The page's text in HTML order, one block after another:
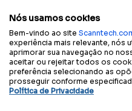
experiência acessível:
Início Blog
Nós usamos cookies
Bem-vindo ao site
experiência mais relevante, nós
aprimorar sua navegação no
aceitar ou rejeitar todos os
preferência selecionando as
prosseguir conforme
Política de Privacidade